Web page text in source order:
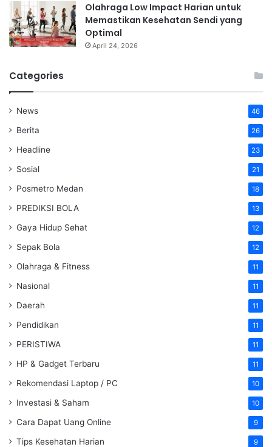
Olahraga Low Impact Harian untuk
Memastikan Kesehatan Sendi yang
Optimal
April 24, 2026
Categories
News 46
Berita 26
Headline 23
Sosial 21
Posmetro Medan 18
PREDIKSI BOLA 13
Gaya Hidup Sehat 12
Sepak Bola 12
Olahraga & Fitness 11
Nasional 11
Daerah 11
Pendidikan 11
PERISTIWA 11
HP & Gadget Terbaru 11
Rekomendasi Laptop / PC 10
Investasi & Saham 10
Cara Dapat Uang Online 9
Tips Kesehatan Harian 9